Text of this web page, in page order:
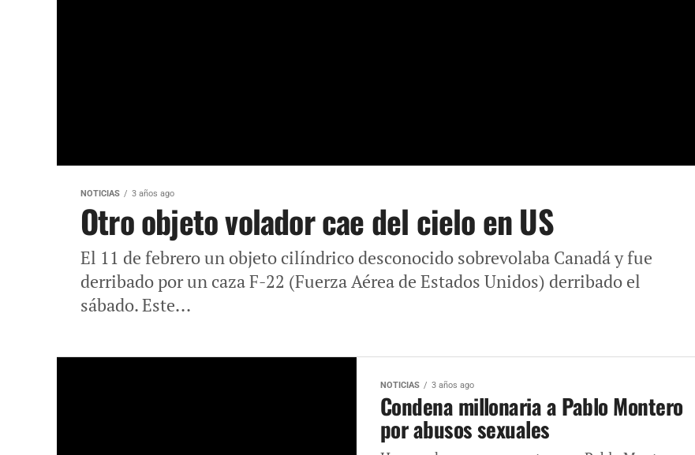
NOTICIAS 3 años ago
Otro objeto volador cae del cielo en US
El 11 de febrero un objeto cilíndrico desconocido sobrevolaba Canadá y fue
derribado por un caza F-22 (Fuerza Aérea de Estados Unidos) derribado el
sábado. Este...
NOTICIAS 3 años ago
Condena millonaria a Pablo Montero
por abusos sexuales